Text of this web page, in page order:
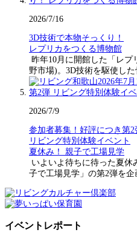
2026/7/16
3D技術で本物そっくり！
レプリカをつくる博物館
昨年10月に開館した「レプ
野市場)。3D技術を駆使し
2026/7/9
参加者募集！好評につき第2
リビング特別体験イベント
夏休み！ 親子で工場見学
いよいよ待ちに待った夏休
子で工場見学」の第2弾を
イベントレポート